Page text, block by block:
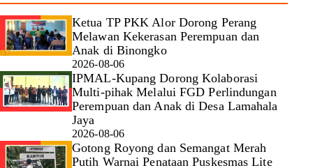
Ketua TP PKK Alor Dorong Perang
Melawan Kekerasan Perempuan dan
Anak di Binongko
2026-08-06
IPMAL-Kupang Dorong Kolaborasi
Multi-pihak Melalui FGD Perlindungan
Perempuan dan Anak di Desa Lamahala
Jaya
2026-08-06
Gotong Royong dan Semangat Merah
Putih Warnai Penataan Puskesmas Lite